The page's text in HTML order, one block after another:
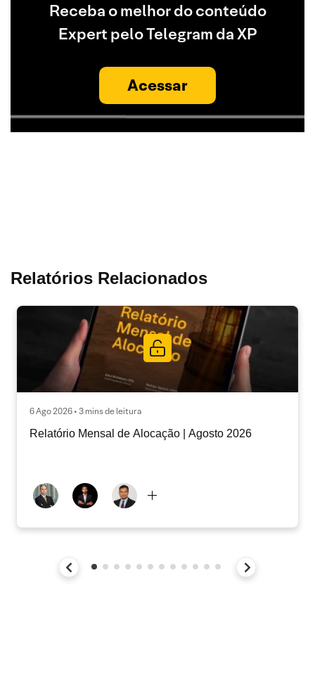
Receba o melhor do conteúdo
Expert pelo Telegram da XP
Acessar
Relatórios Relacionados
6 Ago 2026 • 3 mins de leitura
Relatório Mensal de Alocação | Agosto 2026